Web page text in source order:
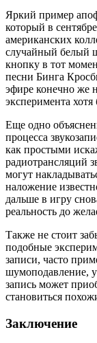
Яркий пример
который в
американских
случайный белый
кнопку в тот
песни Бинга
эфире конечно же
эксперимента
Еще одно
процесса
как простыми
радиотрансляций
могут
наложение
дальше в игру
реальность до
Также не стоит
подобные
записи, часто
шумоподавление,
запись может
становиться
Заключение